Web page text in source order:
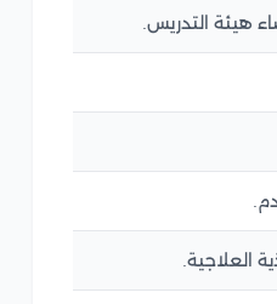
هيئة التدريس.
العلاجية.